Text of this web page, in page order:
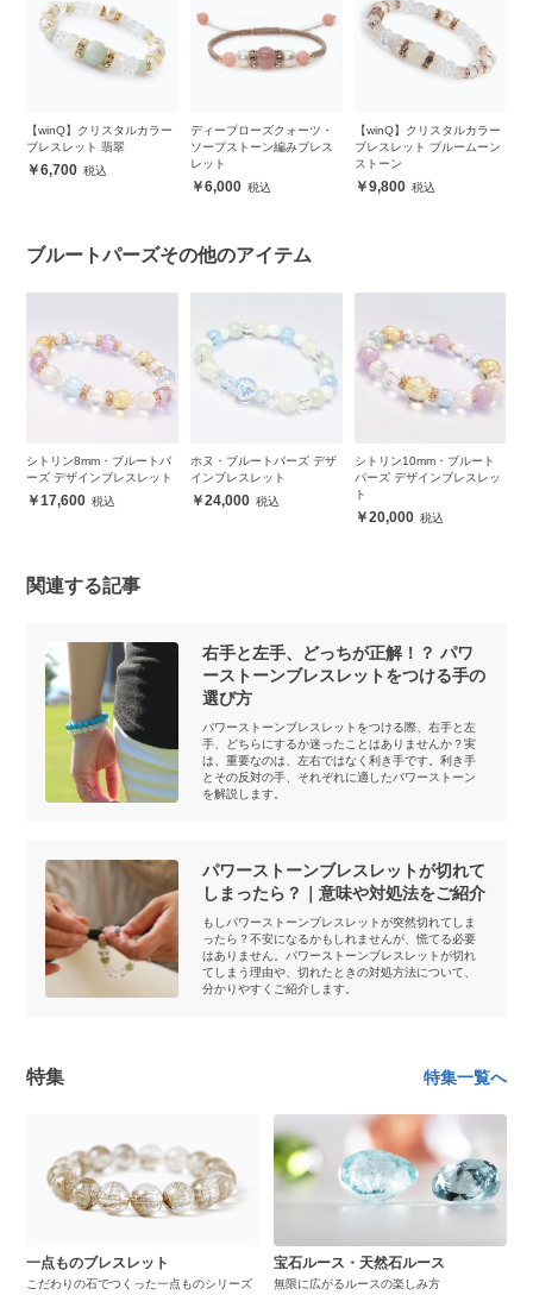
【winQ】クリスタルカラー
ブレスレット 翡翠
6,700
ディープローズクォーツ・
ソープストーン編みブレス
レット
6,000
【winQ】クリスタルカラー
ブレスレット ブルームーン
ストーン
9,800
ブルートパーズその他のアイテム
シトリン8mm・ブルートパ
ーズ デザインブレスレット
17,600
ホヌ・ブルートパーズ デザ
インブレスレット
24,000
シトリン10mm・ブルート
パーズ デザインブレスレッ
ト
20,000
関連する記事
右手と左手、どっちが正解！？ パワ
ーストーンブレスレットをつける手の
選び方
パワーストーンブレスレットをつける際、右手と左
手、どちらにするか迷ったことはありませんか？実
は、重要なのは、左右ではなく利き手です。利き手
とその反対の手、それぞれに適したパワーストーン
を解説します。
パワーストーンブレスレットが切れて
しまったら？｜意味や対処法をご紹介
もしパワーストーンブレスレットが突然切れてしま
ったら？不安になるかもしれませんが、慌てる必要
はありません。パワーストーンブレスレットが切れ
てしまう理由や、切れたときの対処方法について、
分かりやすくご紹介します。
特集 特集一覧へ
一点ものブレスレット
こだわりの石でつくった一点ものシリーズ
宝石ルース・天然石ルース
無限に広がるルースの楽しみ方